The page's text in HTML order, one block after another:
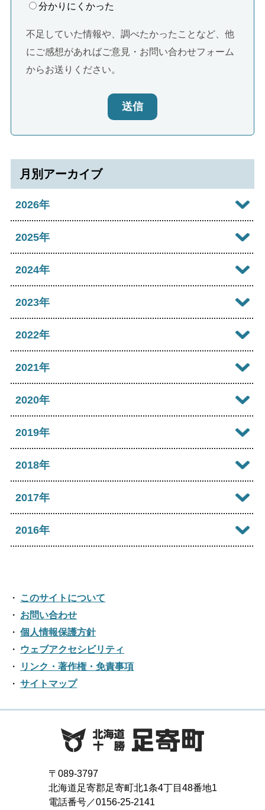
分かりにくかった
不足していた情報や、調べたかったことなど、他
にご感想があればご意見・お問い合わせフォーム
からお送りください。
送信
月別アーカイブ
2026年
2026年08月
2026年06月
2026年04月
2026年03月
2026年02月
2025年
2025年12月
2025年10月
2025年08月
2025年07月
2025年06月
2025年04月
2025年02月
2024年
2024年12月
2024年10月
2024年08月
2024年07月
2024年06月
2024年04月
2024年01月
2023年
2023年12月
2023年10月
2023年08月
2023年07月
2023年06月
2023年04月
2023年02月
2023年01月
2022年
2022年12月
2022年10月
2022年08月
2022年07月
2022年06月
2022年03月
2022年02月
2021年
2021年12月
2021年10月
2021年08月
2021年07月
2021年04月
2021年03月
2021年02月
2021年01月
2020年
2020年12月
2020年10月
2020年08月
2020年05月
2020年04月
2020年03月
2019年
2019年12月
2019年10月
2019年07月
2019年06月
2019年05月
2019年02月
2019年01月
2018年
2018年12月
2018年10月
2018年08月
2018年07月
2018年06月
2018年05月
2018年04月
2018年03月
2018年01月
2017年
2017年12月
2017年08月
2017年07月
2017年06月
2017年05月
2017年04月
2017年02月
2016年
2016年10月
2016年09月
2016年08月
2016年05月
2016年04月
2016年03月
このサイトについて
お問い合わせ
個人情報保護方針
ウェブアクセシビリティ
リンク・著作権・免責事項
サイトマップ
〒089-3797
北海道足寄郡足寄町北1条4丁目48番地1
電話番号／0156-25-2141